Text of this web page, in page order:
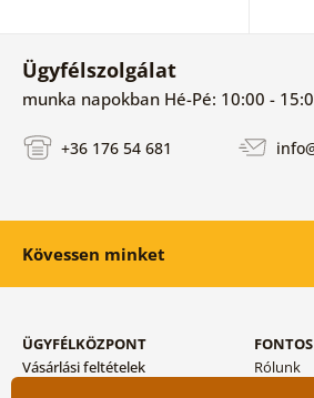
Ügyfélszolgálat
munka napokban Hé-Pé: 10:00 -
+36 176 54 681
Kövessen minket
ÜGYFÉLKÖZPONT
Vásárlási feltételek
Rólunk